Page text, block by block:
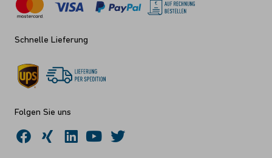
Schnelle Lieferung
Folgen Sie uns